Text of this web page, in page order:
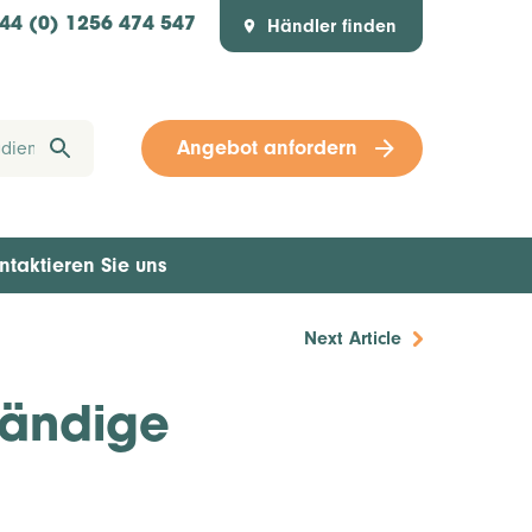
(0) 1256 474 547 Händler finden
Angebot anfordern
Sie uns
Next Article